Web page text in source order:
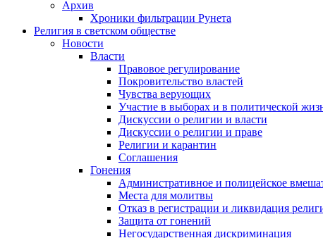
Архив
Хроники фильтрации Рунета
Религия в светском обществе
Новости
Власти
Правовое регулирование
Покровительство властей
Чувства верующих
Участие в выборах и в политической
Дискуссии о религии и власти
Дискуссии о религии и праве
Религии и карантин
Соглашения
Гонения
Административное и полицейское
Места для молитвы
Отказ в регистрации и ликвидация
Защита от гонений
Негосударственная дискриминация